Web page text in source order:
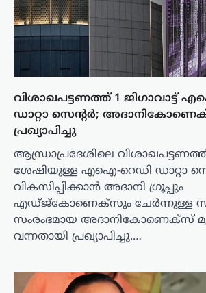
വിശാഖപട്ടണത്ത് 1 ജിഗാവാട്ട്
ഡാറ്റാ സെന്റർ;
പ്രഖ്യാപിച്ചു
ആന്ധ്രാപ്രദേശിലെ വിശാഖപട്ടണത്ത്
ശേഷിയുള്ള എഐ-റെഡി ഡാറ്റാ
വികസിപ്പിക്കാൻ അദാനി ഗ്രൂപ്പും
എഡ്ജ്കോണെക്സും ചേർന്നുള്ള
സംരംഭമായ അദാനികോണെക്സ്
വന്നതായി പ്രഖ്യാപിച്ചു.…